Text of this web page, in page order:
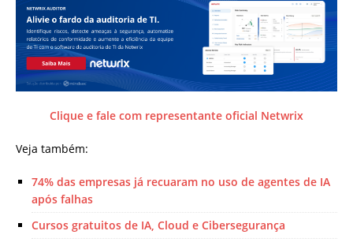
Clique e fale com representante oficial Netwrix
Veja também:
74% das empresas já recuaram no uso de agentes de IA
após falhas
Cursos gratuitos de IA, Cloud e Cibersegurança